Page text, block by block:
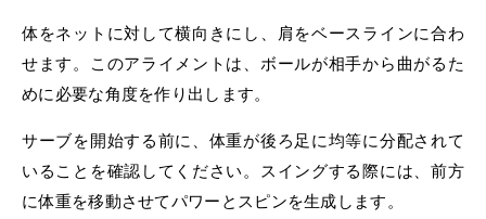
体をネットに対して横向きにし、肩をベースラインに合わ
せます。このアライメントは、ボールが相手から曲がるた
めに必要な角度を作り出します。
サーブを開始する前に、体重が後ろ足に均等に分配されて
いることを確認してください。スイングする際には、前方
に体重を移動させてパワーとスピンを生成します。